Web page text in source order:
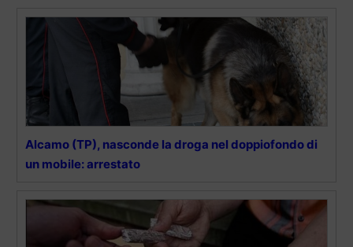
Alcamo (TP), nasconde la droga nel doppiofondo di
un mobile: arrestato